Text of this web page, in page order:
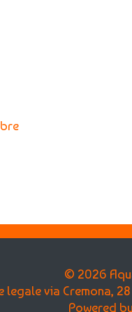
© 2026
legale via Cremona,
Powered by